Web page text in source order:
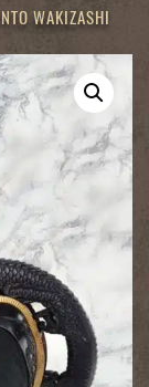
WAKIZASHI